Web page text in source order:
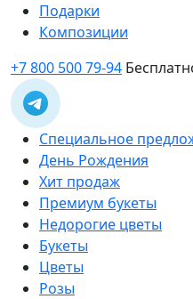
Подарки
Композиции
+7 800 500 79-94
Специальное
День Рождения
Хит продаж
Премиум букеты
Недорогие цветы
Букеты
Цветы
Розы